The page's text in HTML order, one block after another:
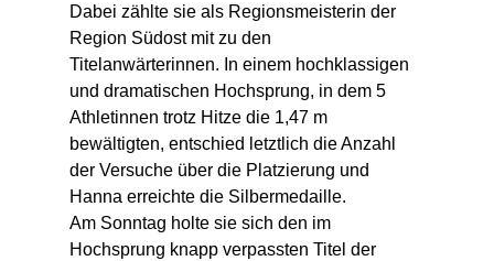
Dabei zählte sie als Regionsmeisterin der
Region Südost mit zu den
Titelanwärterinnen. In einem hochklassigen
und dramatischen Hochsprung, in dem 5
Athletinnen trotz Hitze die 1,47 m
bewältigten, entschied letztlich die Anzahl
der Versuche über die Platzierung und
Hanna erreichte die Silbermedaille.
Am Sonntag holte sie sich den im
Hochsprung knapp verpassten Titel der